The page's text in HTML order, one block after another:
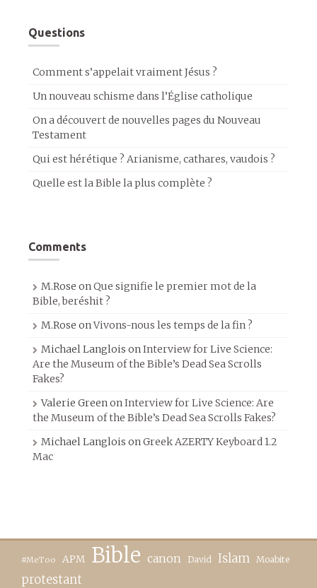
Questions
Comment s’appelait vraiment Jésus ?
Un nouveau schisme dans l’Église catholique
On a découvert de nouvelles pages du Nouveau
Testament
Qui est hérétique ? Arianisme, cathares, vaudois ?
Quelle est la Bible la plus complète ?
Comments
M.Rose onQue signifie le premier mot de la
Bible, beréshit ?
M.Rose onVivons-nous les temps de la fin ?
Michael Langlois onInterview for Live Science:
Are the Museum of the Bible’s Dead Sea Scrolls
Fakes?
Valerie GreenonInterview for Live Science: Are
the Museum of the Bible’s Dead Sea Scrolls Fakes?
Michael Langlois onGreek AZERTY Keyboard 1.2
Mac
#MeToo APM Bible canon David Islam Moabite
protestant